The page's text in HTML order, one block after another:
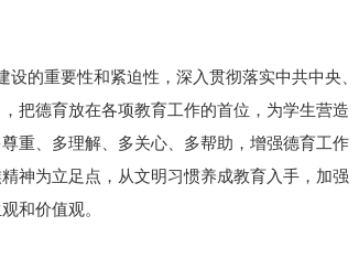
的重要性和紧迫性，深入贯彻落实中共中央、
把德育放在各项教育工作的首位，为学生营造
重、多理解、多关心、多帮助，增强德育工作
神为立足点，从文明习惯养成教育入手，加强
和价值观。